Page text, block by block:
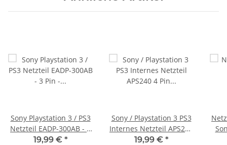
Sony Playstation 3 / PS3
Netzteil EADP-300AB - 3
Pin - gebraucht
19,99 € *
Sony / Playstation 3 PS3
Internes Netzteil APS240
4 Pin gebraucht guter
19,99 € *